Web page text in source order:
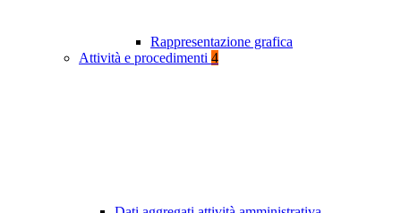
Rappresentazione grafica
Attività e procedimenti 4